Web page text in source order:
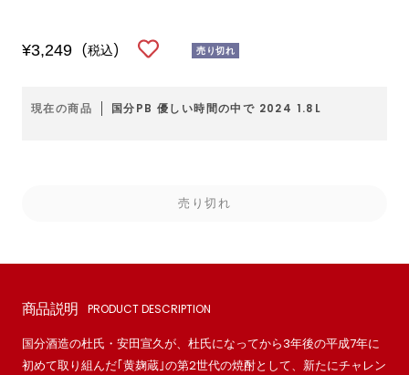
セ
ル
¥3,249 (税込) 売り切れ
現在の商品 国分PB 優しい時間の中で 2024 1.8L
売り切れ
商品説明 PRODUCT DESCRIPTION
国分酒造の杜氏・安田宣久が、杜氏になってから3年後の平成7年に
初めて取り組んだ｢黄麹蔵｣の第2世代の焼酎として、新たにチャレン